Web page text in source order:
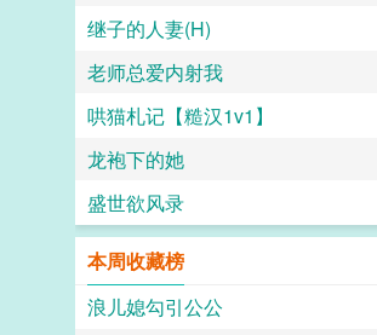
继子的人妻(H)
老师总爱内射我
哄猫札记【糙汉1v1】
龙袍下的她
盛世欲风录
本周收藏榜
浪儿媳勾引公公